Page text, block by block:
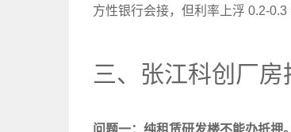
方性银行会接，但利率上浮 0.2-0.3
三、张江科创厂
问题一：纯租赁研发楼不能办抵押。